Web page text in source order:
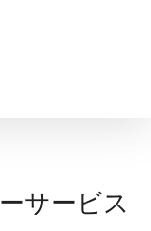
サービス